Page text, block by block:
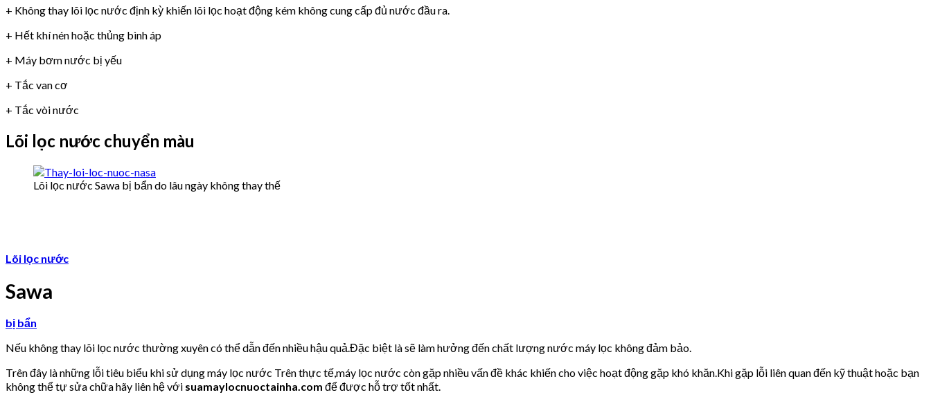
+ Không thay lõi lọc nước định kỳ khiến lõi lọc hoạt động kém không cung cấp đủ nước đầu ra.
+ Hết khí nén hoặc thủng bình áp
+ Máy bơm nước bị yếu
+ Tắc van cơ
+ Tắc vòi nước
Lõi lọc nước chuyển màu
Lõi lọc nước Sawa bị bẩn do lâu ngày không thay thế
Lõi lọc nước
Sawa
bị bẩn
Nếu không thay lõi lọc nước thường xuyên có thể dẫn đến nhiều hậu quả.Đặc biệt là sẽ làm hưởng đến chất lượng nước máy lọc không đảm bảo.
Trên đây là những lỗi tiêu biểu khi sử dụng máy lọc nước Trên thực tế,máy lọc nước còn gặp nhiều vấn đề khác khiến cho việc hoạt động gặp khó khăn.Khi gặp lỗi liên quan đến kỹ thuật hoặc bạn
không thể tự sửa chữa hãy liên hệ với suamaylocnuoctainha.com để được hỗ trợ tốt nhất.